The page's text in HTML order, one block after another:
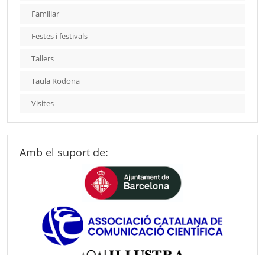
Familiar
Festes i festivals
Tallers
Taula Rodona
Visites
Amb el suport de: